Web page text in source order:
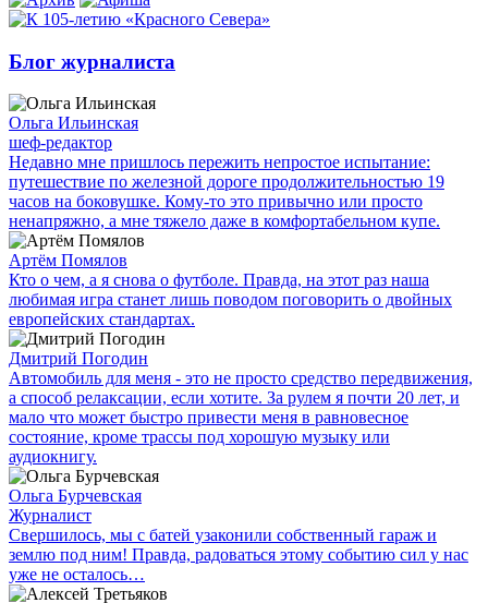
Блог журналиста
Ольга Ильинская
шеф-редактор
Недавно мне пришлось пережить непростое испытание:
путешествие по железной дороге продолжительностью 19
часов на боковушке. Кому-то это привычно или просто
ненапряжно, а мне тяжело даже в комфортабельном купе.
Артём Помялов
Кто о чем, а я снова о футболе. Правда, на этот раз наша
любимая игра станет лишь поводом поговорить о двойных
европейских стандартах.
Дмитрий Погодин
Автомобиль для меня - это не просто средство передвижения,
а способ релаксации, если хотите. За рулем я почти 20 лет, и
мало что может быстро привести меня в равновесное
состояние, кроме трассы под хорошую музыку или
аудиокнигу.
Ольга Бурчевская
Журналист
Свершилось, мы с батей узаконили собственный гараж и
землю под ним! Правда, радоваться этому событию сил у нас
уже не осталось…